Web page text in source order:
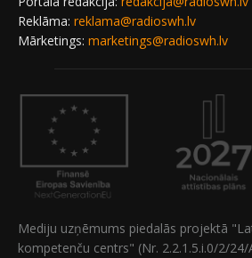
Reklāma: reklama@radioswh.lv
Mārketings: marketings@radioswh.lv
Mediju uzņēmums piedalās projektā
kompetenču centrs" (Nr. 2.2.1.5.i.0/2/